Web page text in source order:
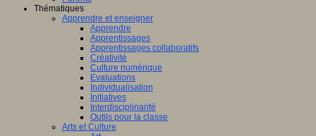
Thématiques
Apprendre et enseigner
Apprendre
Apprentissages
Apprentissages collaboratifs
Créativité
Culture numérique
Evaluations
Individualisation
Initiatives
Interdisciplinarité
Outils pour la classe
Arts et Culture